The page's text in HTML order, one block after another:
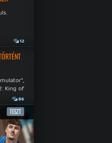
12
King of
86
TESZT